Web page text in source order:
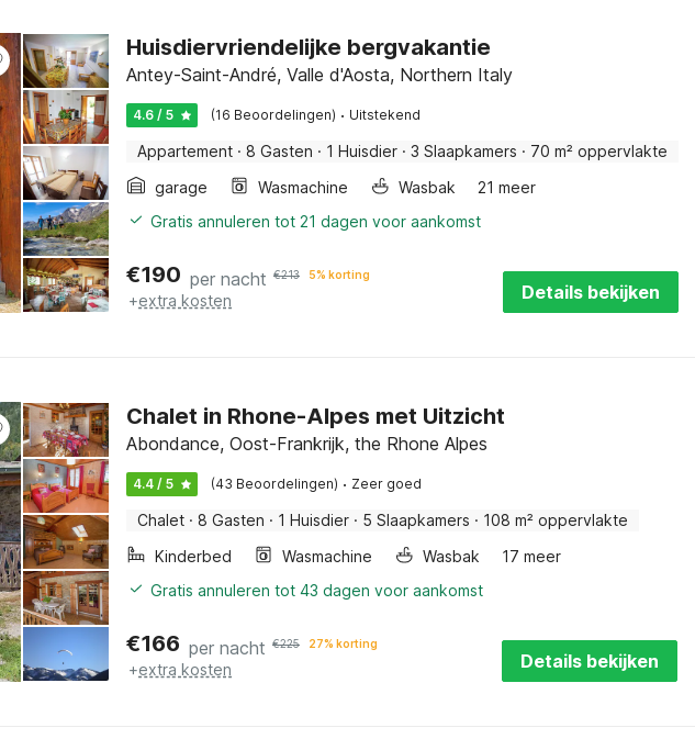
Huisdiervriendelijke bergvakantie
Antey-Saint-André, Valle d'Aosta, Northern Italy
4.6 / 5 (16 Beoordelingen) · Uitstekend
Appartement · 8 Gasten · 1 Huisdier · 3 Slaapkamers · 70 m² oppervlakte
garage
Wasmachine Wasbak
21 meer
Gratis annuleren tot 21 dagen voor aankomst
€190 per nacht €213 5% korting
+extra kosten Details bekijken
Chalet in Rhone-Alpes met Uitzicht
Abondance, Oost-Frankrijk, the Rhone Alpes
4.4 / 5 (43 Beoordelingen) · Zeer goed
Chalet · 8 Gasten · 1 Huisdier · 5 Slaapkamers · 108 m² oppervlakte
Kinderbed
Wasmachine Wasbak
17 meer
Gratis annuleren tot 43 dagen voor aankomst
€166 per nacht €225 27% korting
+extra kosten Details bekijken